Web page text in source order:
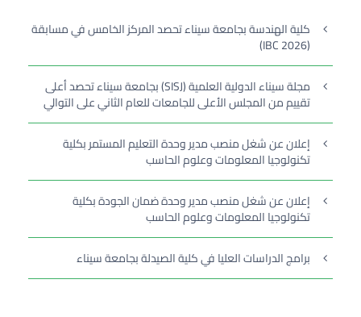
كلية الهندسة بجامعة سيناء تحصد المركز الخامس في مسابقة
(IBC 2026)
مجلة سيناء الدولية العلمية (SISJ) بجامعة سيناء تحصد أعلى
تقييم من المجلس الأعلى للجامعات للعام الثاني على التوالي
إعلان عن شغل منصب مدير وحدة التعليم المستمر بكلية
تكنولوجيا المعلومات وعلوم الحاسب
إعلان عن شغل منصب مدير وحدة ضمان الجودة بكلية
تكنولوجيا المعلومات وعلوم الحاسب
برامج الدراسات العليا في كلية الصيدلة بجامعة سيناء